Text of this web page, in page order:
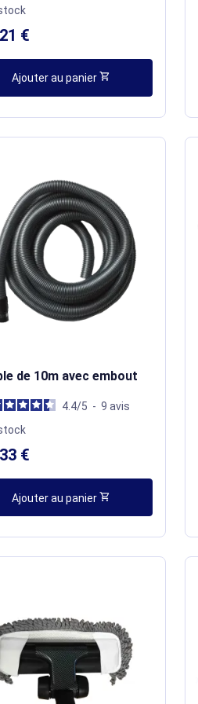
€
Ajouter au panier shopping_cart
de 10m avec embout
4.4/5 - 9 avis
€
Ajouter au panier shopping_cart